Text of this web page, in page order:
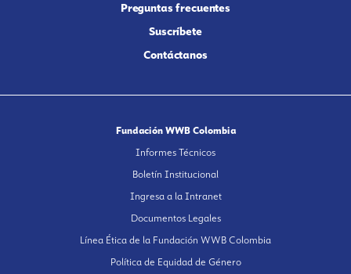
Preguntas frecuentes
Suscríbete
Contáctanos
Fundación WWB Colombia
Informes Técnicos
Boletín Institucional
Ingresa a la Intranet
Documentos Legales
Línea Ética de la Fundación WWB Colombia
Política de Equidad de Género